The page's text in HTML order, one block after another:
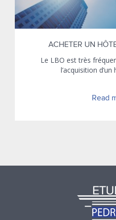
ACHETER UN
Le LBO est très
l’acquisition
Read